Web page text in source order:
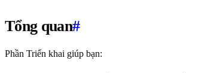
Tổng quan#
Phần Triển khai giúp bạn: